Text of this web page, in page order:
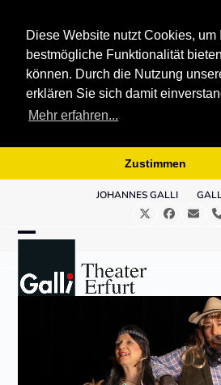
Diese Website nutzt Cookies, um
bestmögliche Funktionalität
können. Durch die Nutzung
erklären Sie sich damit
Mehr erfahren...
Zustimmen
JOHANNES GALLI
TwitterFacebook
E-
mobile
menu
mobile
menu